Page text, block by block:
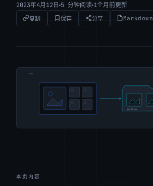
2023年4月12日 5 分钟阅读 1个月前更新
复制 保存 分享 Markdown
本页内容